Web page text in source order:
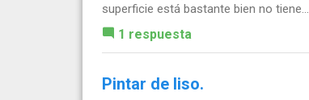
superficie está bastante bien no tiene...
1 respuesta
Pintar de liso.